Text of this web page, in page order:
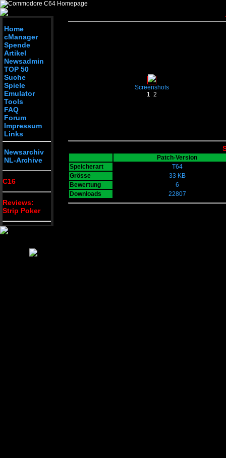
Home
cManager
Spende
Artikel
Newsadmin
TOP 50
Suche
Spiele
Emulator
Tools
FAQ
Forum
Impressum
Links
Newsarchiv
NL-Archive
C16
Reviews:
Strip Poker
Screenshots
1 2
Patch-Version
Speicherart
T64
Grösse
33 KB
Bewertung
6
Downloads
22807